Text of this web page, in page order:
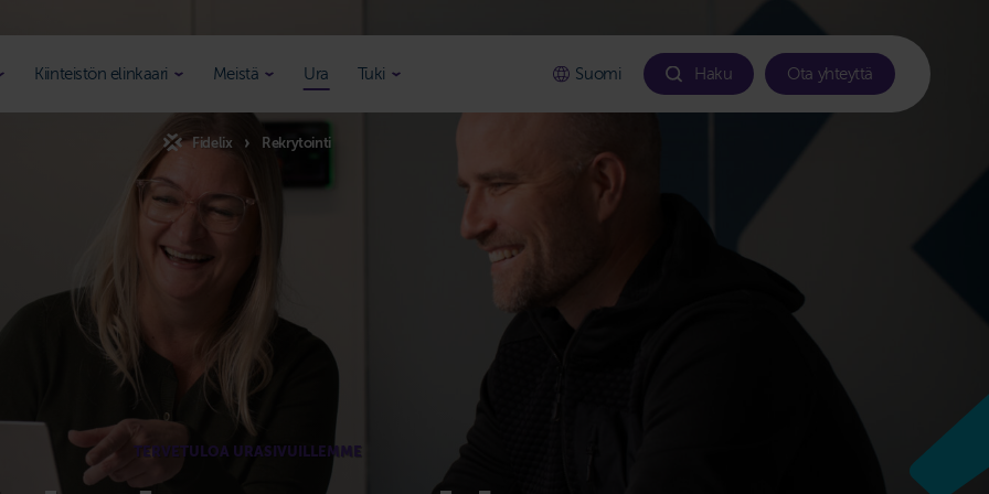
Kiinteistön elinkaari Meistä Ura Tuki Suomi Haku Ota yhteyttä
Fidelix Rekrytointi
TERVETULOA URASIVUILLEMME